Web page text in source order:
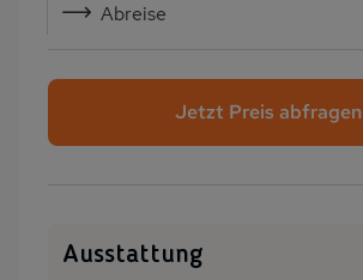
Abreise
Jetzt Preis abfragen
Ausstattung